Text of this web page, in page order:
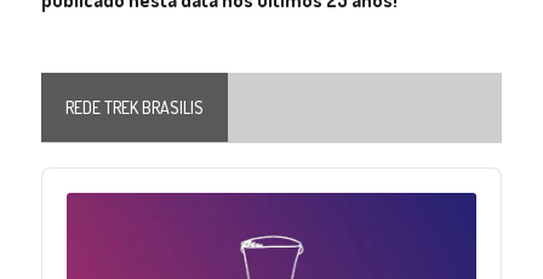
REDE TREK BRASILIS
Audio
Player